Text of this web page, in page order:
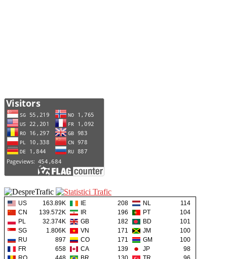
US 163.89K IE 208 NL
114
CN
139.572K IR 196 PT
104
PL
32.374K GB 182 BD
101
SG
1.806K VN 171 JM
100
RU
897 CO 171 GM
100
FR
658 CA 139 JP
98